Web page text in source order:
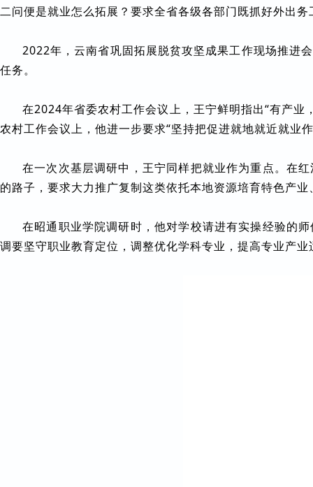
二问便是就业怎么拓展？要求全省各级各部门既抓好外出
2022年，云南省巩固拓展脱贫攻坚成果工作现场推进
任务。
在2024年省委农村工作会议上，王宁鲜明指出“有产
农村工作会议上，他进一步要求“坚持把促进就地就近就业
在一次次基层调研中，王宁同样把就业作为重点。在
的路子，要求大力推广复制这类依托本地资源培育特色产
在昭通职业学院调研时，他对学校请进有实操经验的
调要坚守职业教育定位，调整优化学科专业，提高专业产